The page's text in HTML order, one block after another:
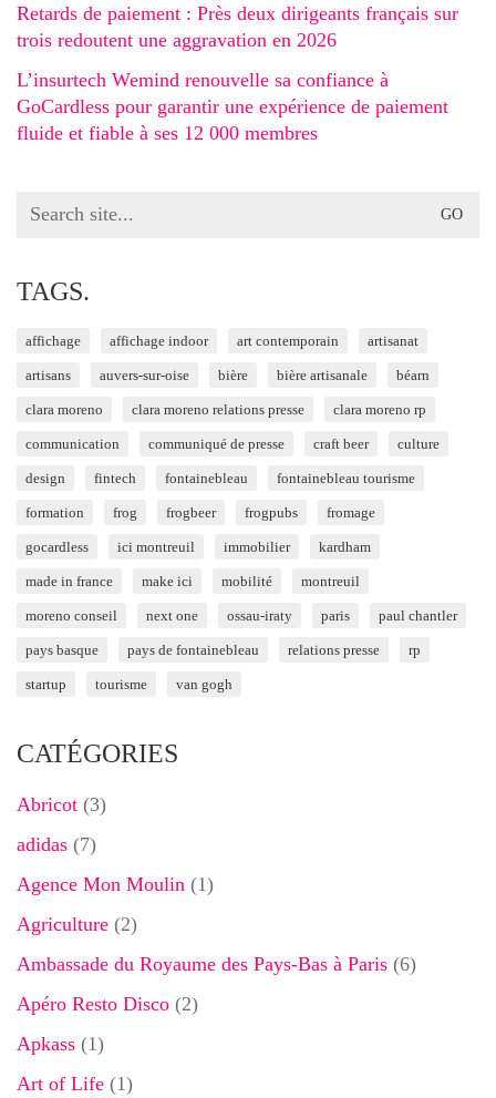
Retards de paiement : Près deux dirigeants français sur
trois redoutent une aggravation en 2026
L’insurtech Wemind renouvelle sa confiance à
GoCardless pour garantir une expérience de paiement
fluide et fiable à ses 12 000 membres
Search
TAGS.
affichage affichage indoor art contemporain artisanat
artisans auvers-sur-oise bière bière artisanale béarn
clara moreno clara moreno relations presse clara moreno rp
communication communiqué de presse craft beer culture
design fintech fontainebleau fontainebleau tourisme
formation frog frogbeer frogpubs fromage
gocardless ici montreuil immobilier kardham
made in france make ici mobilité montreuil
moreno conseil next one ossau-iraty paris paul chantler
pays basque pays de fontainebleau relations presse rp
startup tourisme van gogh
CATÉGORIES
Abricot (3)
adidas (7)
Agence Mon Moulin (1)
Agriculture (2)
Ambassade du Royaume des Pays-Bas à Paris (6)
Apéro Resto Disco (2)
Apkass (1)
Art of Life (1)